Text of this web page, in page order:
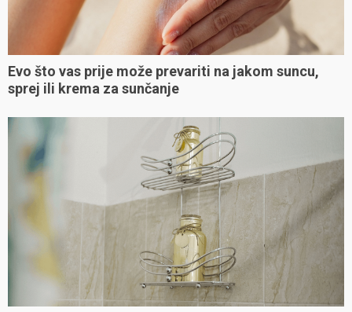
Evo što vas prije može prevariti na jakom suncu,
sprej ili krema za sunčanje